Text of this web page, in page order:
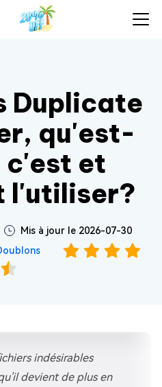
Duplicate
qu'est-
c'est et
l'utiliser?
Mis à jour le 2026-07-30
indésirables
devient de plus en